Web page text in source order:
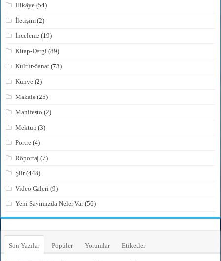
Hikâye (54)
İletişim (2)
İnceleme (19)
Kitap-Dergi (89)
Kültür-Sanat (73)
Künye (2)
Makale (25)
Manifesto (2)
Mektup (3)
Portre (4)
Röportaj (7)
Şiir(448)
Video Galeri (9)
Yeni Sayımızda Neler Var(56)
Son Yazılar Popüler Yorumlar Etiketler